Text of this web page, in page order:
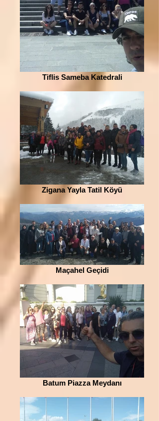
Tiflis Sameba Katedrali
Zigana Yayla Tatil Köyü
Maçahel Geçidi
Batum Piazza Meydanı